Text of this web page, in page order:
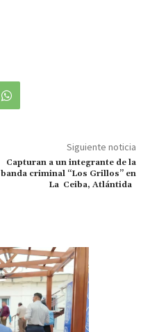
Siguiente noticia
Capturan a un integrante de la
banda criminal “Los Grillos” en
La Ceiba, Atlántida